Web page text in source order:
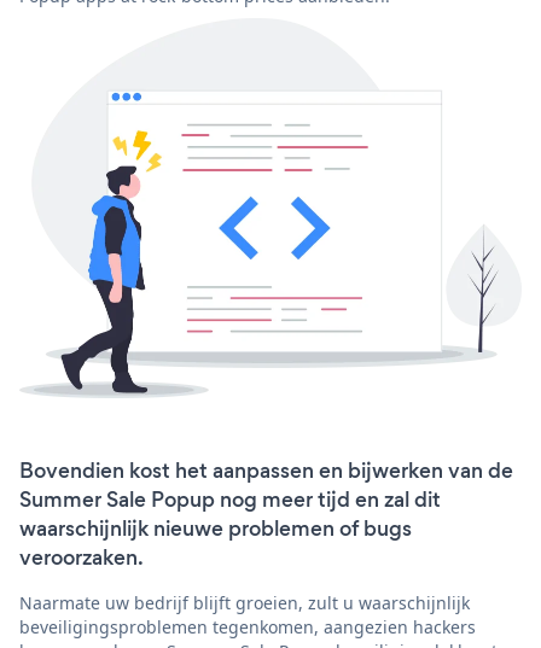
Bovendien kost het aanpassen en bijwerken van de
Summer Sale Popup nog meer tijd en zal dit
waarschijnlijk nieuwe problemen of bugs
veroorzaken.
Naarmate uw bedrijf blijft groeien, zult u waarschijnlijk
beveiligingsproblemen tegenkomen, aangezien hackers